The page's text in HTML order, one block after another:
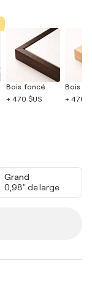
Bois foncé
+ 470 $US
Bois
+ 470
Grand
0,98" de large